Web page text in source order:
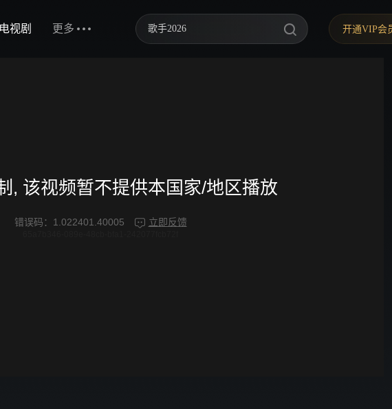
电视剧 更多 歌手2026
忙忙碌碌寻宝藏2
开通VIP会
, 该视频暂不提供本国家/地区播放
错误码： 1.022401.40005 立即反馈